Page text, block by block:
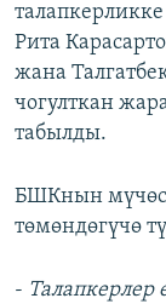
Рита
жана
чогулткан
табылды.
БШКнын
төмөндөгүчө
- Талапкерлер